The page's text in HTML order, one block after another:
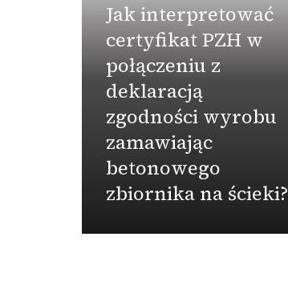
Jak interpretować
certyfikat PZH w
połączeniu z
deklaracją
zgodności wyrobu
zamawiając
betonowego
zbiornika na ścieki?